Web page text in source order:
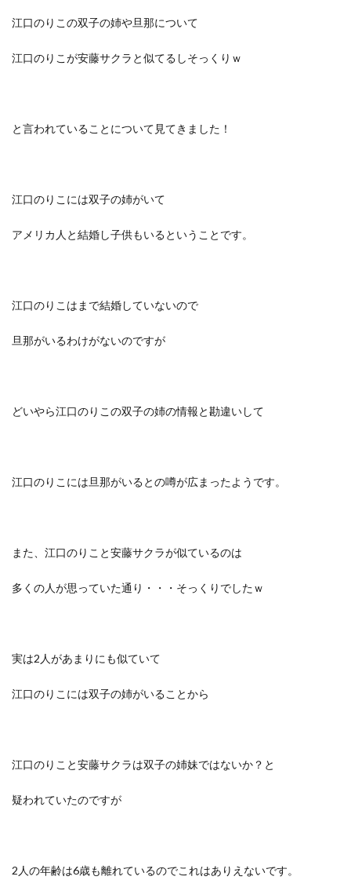
江口のりこの双子の姉や旦那について
江口のりこが安藤サクラと似てるしそっくりｗ
と言われていることについて見てきました！
江口のりこには双子の姉がいて
アメリカ人と結婚し子供もいるということです。
江口のりこはまで結婚していないので
旦那がいるわけがないのですが
どいやら江口のりこの双子の姉の情報と勘違いして
江口のりこには旦那がいるとの噂が広まったようです。
また、江口のりこと安藤サクラが似ているのは
多くの人が思っていた通り・・・そっくりでしたｗ
実は2人があまりにも似ていて
江口のりこには双子の姉がいることから
江口のりこと安藤サクラは双子の姉妹ではないか？ と
疑われていたのですが
2人の年齢は6歳も離れているのでこれはありえないです。